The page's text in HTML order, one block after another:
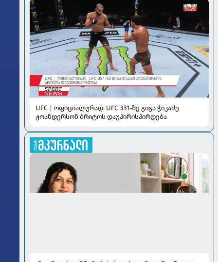
UFC | ოფიციალურად: UFC 331-ზე გიგა ჭიკაძე
ჟოანდერსონ ბრიტოს დაუპირისპირდება